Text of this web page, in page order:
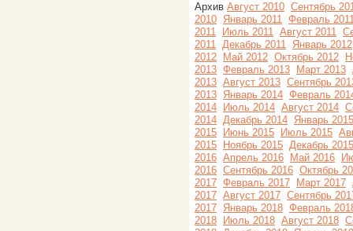
Архив Август 2010 Сентябрь
2010 Январь 2011 Февраль
2011
Июль 2011 Август 2011
2011 Декабрь 2011 Январь 2012
2012
Май 2012 Октябрь 2012
2013 Февраль 2013 Март 2013
2013 Август 2013 Сентябрь
2013 Январь 2014 Февраль
2014
Июль 2014 Август 2014
2014 Декабрь 2014 Январь 2015
2015
Июнь 2015 Июль 2015
2015
Ноябрь 2015 Декабрь 2015
2016 Апрель 2016 Май 2016
2016 Сентябрь 2016 Октябрь
2017 Февраль 2017 Март 2017
2017 Август 2017 Сентябрь
2017 Январь 2018 Февраль
2018
Июль 2018 Август 2018